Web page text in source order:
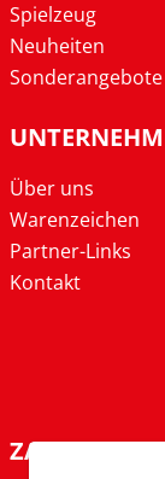
Spielzeug
Neuheiten
Sonderangebote
Über uns
Warenzeichen
Partner-Links
Kontakt
ZAHLARTEN